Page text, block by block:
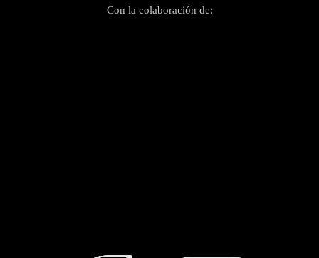
Con la colaboración de: